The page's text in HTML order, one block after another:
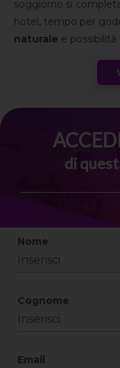
soggiorno si
hotel, tempo per
naturale e
Un’esperienza che
di
Nome
Cognome
Email